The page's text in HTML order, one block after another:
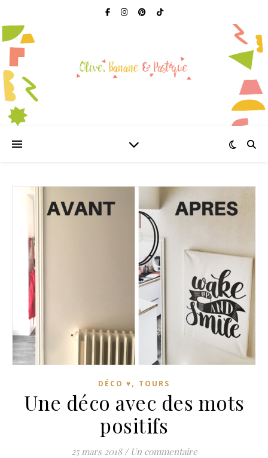
DÉCO ♥, TOURS
Une déco avec des mots
positifs
25 mars 2018 / Un commentaire